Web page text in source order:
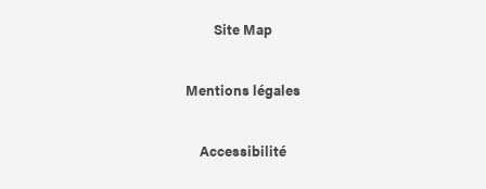
Site Map
Mentions légales
Accessibilité